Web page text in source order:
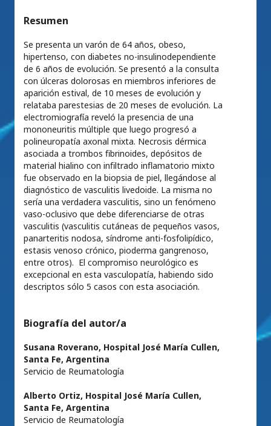
Resumen
Se presenta un varón de 64 años, obeso,
hipertenso, con diabetes no-insulinodependiente
de 6 años de evolución. Se presentó a la consulta
con úlceras dolorosas en miembros inferiores de
aparición estival, de 10 meses de evolución y
relataba parestesias de 20 meses de evolución. La
electromiografía reveló la presencia de una
mononeuritis múltiple que luego progresó a
polineuropatía axonal mixta. Necrosis dérmica
asociada a trombos ﬁbrinoides, depósitos de
material hialino con inﬁltrado inﬂamatorio mixto
fue observado en la biopsia de piel, llegándose al
diagnóstico de vasculitis livedoide. La misma no
sería una verdadera vasculitis, sino un fenómeno
vaso-oclusivo que debe diferenciarse de otras
vasculitis (vasculitis cutáneas de pequeños vasos,
panarteritis nodosa, síndrome anti-fosfolipídico,
estasis venoso crónico, pioderma gangrenoso,
entre otros). El compromiso neurológico es
excepcional en esta vasculopatía, habiendo sido
descriptos sólo 5 casos con esta asociación.
Biografía del autor/a
Susana Roverano, Hospital José María Cullen,
Santa Fe, Argentina
Servicio de Reumatología
Alberto Ortiz, Hospital José María Cullen,
Santa Fe, Argentina
Servicio de Reumatología